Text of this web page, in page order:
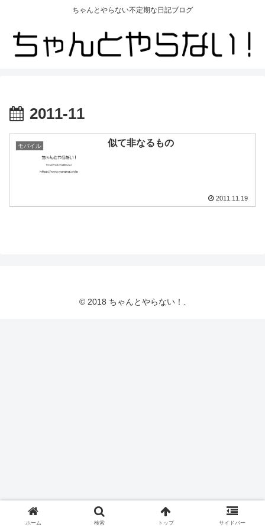
ちゃんとやらない不定期な日記ブログ
2011-11
モバイル 似て非なるもの
2011.11.19
© 2018 ちゃんとやらない！.
ホーム 検索 トップ サイドバー